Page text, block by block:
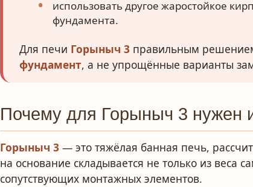
использовать другое жаростойкое
фундамента.
Для печи Горыныч 3 правильным
фундамент, а не упрощённые варианты
Почему для Горыныч 3 нужен
Горыныч 3 — это тяжёлая банная печь,
на основание складывается не только из веса
сопутствующих монтажных элементов.